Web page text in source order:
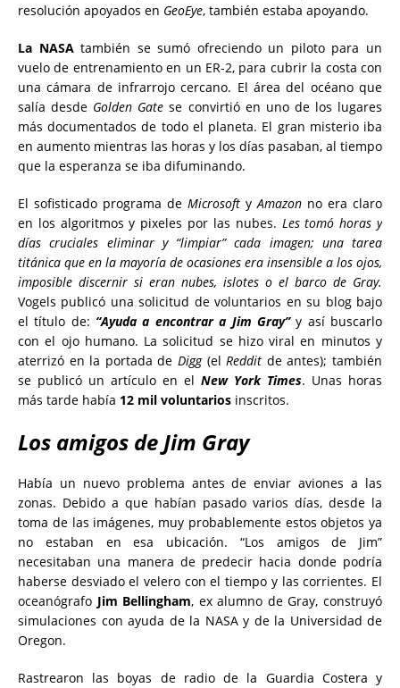
resolución apoyados en GeoEye, también estaba apoyando.
La NASAtambién se sumó ofreciendo un piloto para un
vuelo de entrenamiento en un ER-2, para cubrir la costa con
una cámara de infrarrojo cercano. El área del océano que
salía desde Golden Gate se convirtió en uno de los lugares
más documentados de todo el planeta. El gran misterio iba
en aumento mientras las horas y los días pasaban, al tiempo
que la esperanza se iba difuminando.
El sofisticado programa de Microsoft yAmazon no era claro
en los algoritmos y pixeles por las nubes. Les tomó horas y
días cruciales eliminar y “limpiar” cada imagen; una tarea
titánica que en la mayoría de ocasiones era insensible a los ojos,
imposible discernir si eran nubes, islotes o el barco de Gray.
Vogels publicó una solicitud de voluntarios en su blog bajo
el título de: “Ayuda a encontrar a Jim Gray”y así buscarlo
con el ojo humano. La solicitud se hizo viral en minutos y
aterrizó en la portada de Digg(elReddit de antes); también
se publicó un artículo en el New York Times. Unas horas
más tarde había 12 mil voluntarios inscritos.
Los amigos de Jim Gray
Había un nuevo problema antes de enviar aviones a las
zonas. Debido a que habían pasado varios días, desde la
toma de las imágenes, muy probablemente estos objetos ya
no estaban en esa ubicación. “Los amigos de Jim”
necesitaban una manera de predecir hacia donde podría
haberse desviado el velero con el tiempo y las corrientes. El
oceanógrafo Jim Bellingham, ex alumno de Gray, construyó
simulaciones con ayuda de la NASA y de la Universidad de
Oregon.
Rastrearon las boyas de radio de la Guardia Costera y